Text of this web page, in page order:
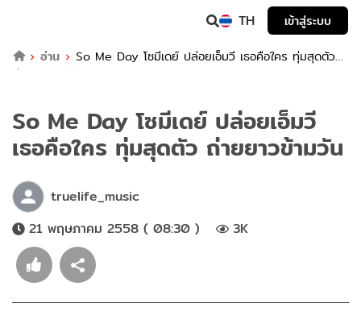
TH
เข้าสู่ระบบ
อ่าน
So Me Day โซมีเดย์ ปล่อยเอ็มวี เธอคือใคร ทุ่มสุดตัว
ถ่ายยาวข้ามวัน
So Me Day โซมีเดย์ ปล่อยเอ็มวี
เธอคือใคร ทุ่มสุดตัว ถ่ายยาวข้ามวัน
truelife_music
21 พฤษภาคม 2558 ( 08:30 )
3K